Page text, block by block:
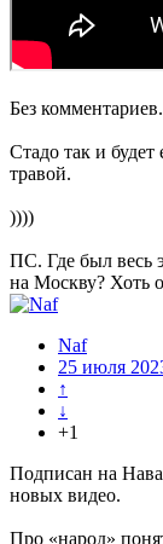
Без комментариев.
Стадо так и будет
травой.
))))
ПС. Где был весь
на Москву? Хоть
Naf
25 июля
↑
↓
+1
Подписан на
новых видео.
Про «народ»